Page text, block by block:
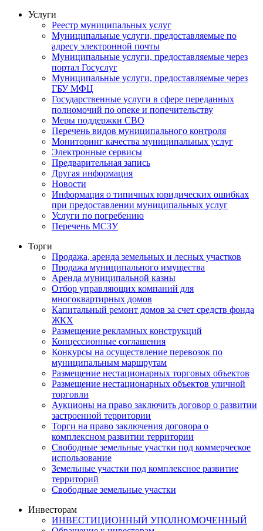
Услуги
Реестр муниципальных услуг
Муниципальные услуги, предоставляемые по
адресу электронной почты
Муниципальные услуги, предоставляемые через
портал Госуслуг
Муниципальные услуги, предоставляемые через
ГБУ МФЦ
Государственные услуги в сфере переданных
полномочий по опеке и попечительству
Меры поддержки СВО
Перечень видов муниципального контроля
Мониторинг качества муниципальных услуг
Электронные сервисы
Предварительная запись
Другая информация
Новости
Информация о типичных юридических ошибках
при предоставлении муниципальных услуг
Услуги по погребению
Перечень МСЗУ
Торги
Продажа, аренда земельных и лесных участков
Продажа муниципального имущества
Аренда муниципальной казны
Отбор управляющих компаний для
многоквартирных домов
Капитальный ремонт домов за счет средств фонда
ЖКХ
Размещение рекламных конструкций
Концессионные соглашения
Конкурсы на осуществление перевозок по
муниципальным маршрутам
Размещение нестационарных торговых объектов
Размещение нестационарных объектов уличной
торговли
Аукционы на право заключить договор о развитии
застроенной территории
Торги на право заключения договора о
комплексном развитии территории
Свободные земельные участки под коммерческое
использование
Земельные участки под комплексное развитие
территорий
Свободные земельные участки
Инвесторам
ИНВЕСТИЦИОННЫЙ УПОЛНОМОЧЕННЫЙ